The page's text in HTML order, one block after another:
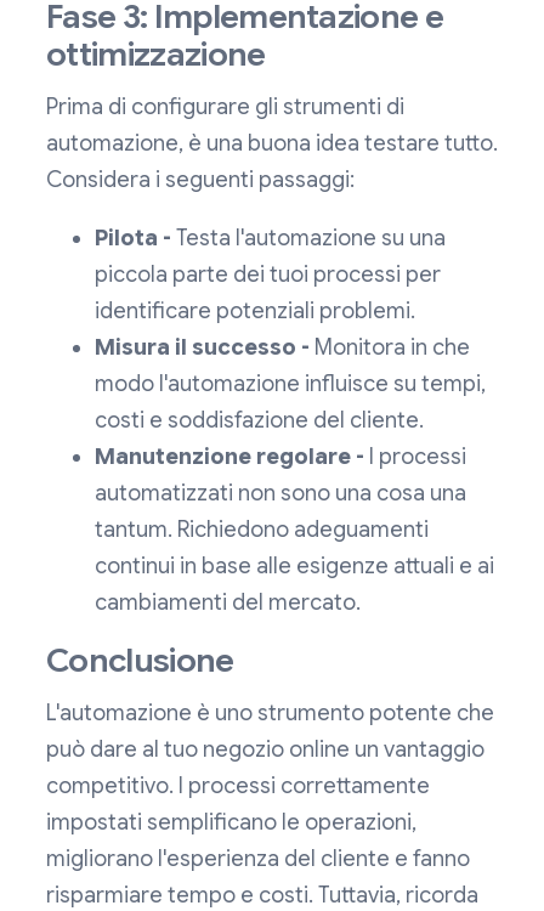
Fase 3: Implementazione e
ottimizzazione
Prima di configurare gli strumenti di
automazione, è una buona idea testare tutto.
Considera i seguenti passaggi:
Pilota - Testa l'automazione su una
piccola parte dei tuoi processi per
identificare potenziali problemi.
Misura il successo - Monitora in che
modo l'automazione influisce su tempi,
costi e soddisfazione del cliente.
Manutenzione regolare - I processi
automatizzati non sono una cosa una
tantum. Richiedono adeguamenti
continui in base alle esigenze attuali e ai
cambiamenti del mercato.
Conclusione
L'automazione è uno strumento potente che
può dare al tuo negozio online un vantaggio
competitivo. I processi correttamente
impostati semplificano le operazioni,
migliorano l'esperienza del cliente e fanno
risparmiare tempo e costi. Tuttavia, ricorda